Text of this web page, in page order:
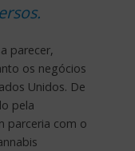
parecer,
os negócios
Unidos. De
pela
parceria com o